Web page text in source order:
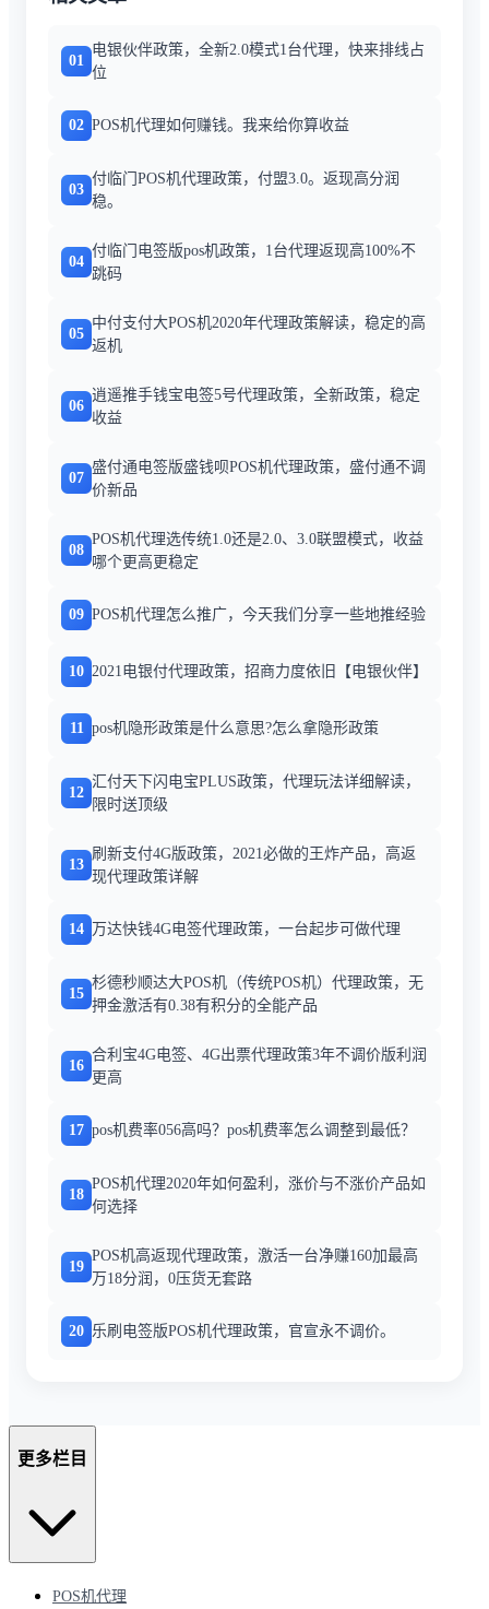
01
电银伙伴政策，全新2.0模式1台代理，快来排线占
位
02 POS机代理如何赚钱。我来给你算收益
03
付临门POS机代理政策，付盟3.0。返现高分润
稳。
04
付临门电签版pos机政策，1台代理返现高100%不
跳码
05
中付支付大POS机2020年代理政策解读，稳定的高
返机
06
逍遥推手钱宝电签5号代理政策，全新政策，稳定
收益
07
盛付通电签版盛钱呗POS机代理政策，盛付通不调
价新品
08
POS机代理选传统1.0还是2.0、3.0联盟模式，收益
哪个更高更稳定
09 POS机代理怎么推广，今天我们分享一些地推经验
10 2021电银付代理政策，招商力度依旧【电银伙伴】
11 pos机隐形政策是什么意思?怎么拿隐形政策
12
汇付天下闪电宝PLUS政策，代理玩法详细解读，
限时送顶级
13
刷新支付4G版政策，2021必做的王炸产品，高返
现代理政策详解
14 万达快钱4G电签代理政策，一台起步可做代理
15
杉德秒顺达大POS机（传统POS机）代理政策，无
押金激活有0.38有积分的全能产品
16
合利宝4G电签、4G出票代理政策3年不调价版利润
更高
17 pos机费率056高吗？pos机费率怎么调整到最低？
18
POS机代理2020年如何盈利，涨价与不涨价产品如
何选择
19
POS机高返现代理政策，激活一台净赚160加最高
万18分润，0压货无套路
20 乐刷电签版POS机代理政策，官宣永不调价。
更多栏目
POS机代理